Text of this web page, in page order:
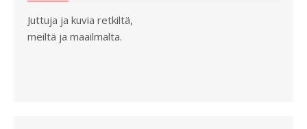
Juttuja ja kuvia retkiltä,
meiltä ja maailmalta.